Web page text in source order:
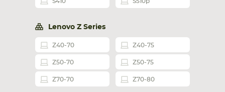
Lenovo Z Series
Z40-70 Z40-75
Z50-70 Z50-75
Z70-70 Z70-80